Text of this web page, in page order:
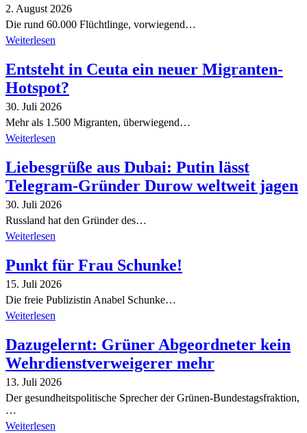
2. August 2026
Die rund 60.000 Flüchtlinge, vorwiegend…
Weiterlesen
Entsteht in Ceuta ein neuer Migranten-
Hotspot?
30. Juli 2026
Mehr als 1.500 Migranten, überwiegend…
Weiterlesen
Liebesgrüße aus Dubai: Putin lässt
Telegram-Gründer Durow weltweit jagen
30. Juli 2026
Russland hat den Gründer des…
Weiterlesen
Punkt für Frau Schunke!
15. Juli 2026
Die freie Publizistin Anabel Schunke…
Weiterlesen
Dazugelernt: Grüner Abgeordneter kein
Wehrdienstverweigerer mehr
13. Juli 2026
Der gesundheitspolitische Sprecher der Grünen-Bundestagsfraktion,
…
Weiterlesen